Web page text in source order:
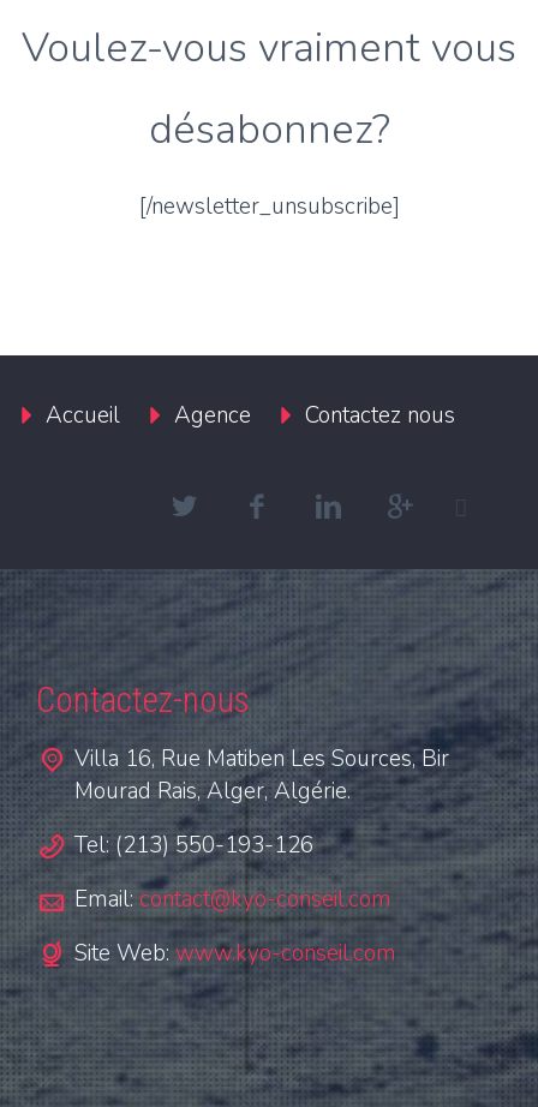
Voulez-vous vraiment vous
désabonnez?
[/newsletter_unsubscribe]
Accueil Agence Contactez nous
Contactez-nous
Villa 16, Rue Matiben Les Sources, Bir
Mourad Rais, Alger, Algérie.
Tel: (213) 550-193-126
Email: contact@kyo-conseil.com
Site Web:www.kyo-conseil.com